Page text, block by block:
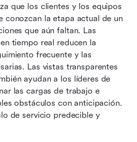
que los clientes y los equipos
conozcan la etapa actual de un
que aún faltan. Las
tiempo real reducen la
frecuente y las
Las vistas transparentes
ayudan a los líderes de
las cargas de trabajo e
obstáculos con anticipación.
de servicio predecible y